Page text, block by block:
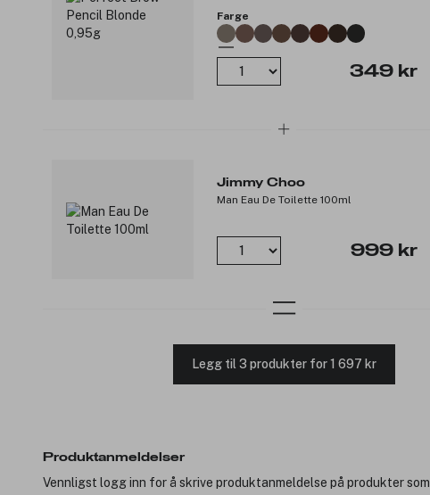
Farge
349 kr
Jimmy Choo
Man Eau De Toilette 100ml
999 kr
Legg til 3 produkter for 1 697 kr
Produktanmeldelser
Vennligst logg inn for å skrive produktanmeldelse på produkter